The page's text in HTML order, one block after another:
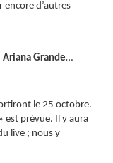
encore d’autres
Grande…
le 25 octobre.
est prévue. Il y aura
live ; nous y